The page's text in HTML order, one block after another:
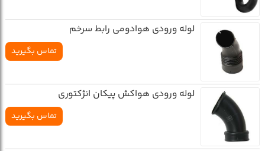
لوله ورودي هوادومي رابط سرخم
تماس بگیرید
لوله ورودي هواکش پيکان انژکتوري
تماس بگیرید